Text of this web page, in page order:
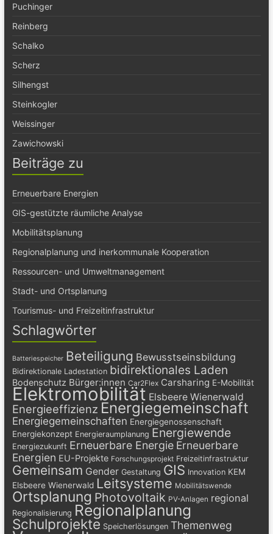
Puchinger
Reinberg
Schalko
Scherz
Silhengst
Steinkogler
Weissinger
Zawichowski
Beiträge zu
Erneuerbare Energien
GIS-gestützte räumliche Analyse
Mobilitätsplanung
Regionalplanung und inerkommunale Kooperation
Ressourcen- und Umweltmanagement
Stadt- und Ortsplanung
Tourismus- und Freizeitinfrastruktur
Schlagwörter
Batteriespeicher Beteiligung Bewusstseinsbildung
Bidirektionale Ladestation bidirektionales Laden
Bodenschutz Bürger:innen Car2Flex Carsharing E-Mobilität
Elektromobilität Elsbeere Wienerwald
Energieeffizienz Energiegemeinschaft
Energiegemeinschaften Energiegenossenschaft
Energiekonzept Energieraumplanung Energiewende
Energiezukunft Erneuerbare Energie Erneuerbare
Energien EU-Projekte Forschungsprojekt Freizeitinfrastruktur
Gemeinsam Gender Gestaltung GIS Innovation KEM
Elsbeere Wienerwald Leitsysteme Mobilitätswende
Ortsplanung Photovoltaik PV-Anlagen regional
Regionalisierung Regionalplanung
Schulprojekte Speicherlösungen Themenweg